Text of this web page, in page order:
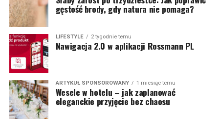
gęstość brody, gdy natura nie pomaga?
LIFESTYLE 2 tygodnie temu
Nawigacja 2.0 w aplikacji Rossmann PL
ARTYKUŁ SPONSOROWANY 1 miesiąc temu
Wesele w hotelu – jak zaplanować
eleganckie przyjęcie bez chaosu